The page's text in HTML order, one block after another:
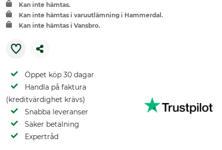
Kan inte hämtas.
Kan inte hämtas i varuutlämning i Hammerdal.
Kan inte hämtas i Vansbro.
Öppet köp 30 dagar
Handla på faktura
(kreditvärdighet krävs)
Snabba leveranser
Säker betalning
Expertråd